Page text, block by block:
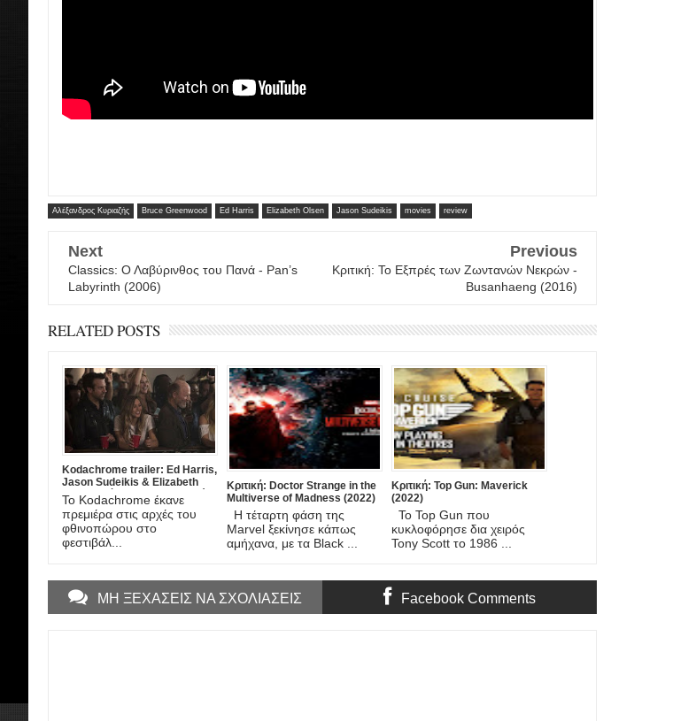
Αλέξανδρος Κυριαζής Bruce Greenwood Ed Harris Elizabeth Olsen Jason Sudeikis movies review
Next
Classics: Ο Λαβύρινθος του Πανά - Pan’s
Labyrinth (2006)
Previous
Κριτική: Το Εξπρές των Ζωντανών Νεκρών -
Busanhaeng (2016)
RELATED POSTS
Kodachrome trailer: Ed Harris,
Jason Sudeikis & Elizabeth
Olsen σε ένα road movie…μία
από τα ίδια.
Το Kodachrome έκανε
πρεμιέρα στις αρχές του
φθινοπώρου στο
φεστιβάλ...
Κριτική: Doctor Strange in the
Multiverse of Madness (2022)
Η τέταρτη φάση της
Marvel ξεκίνησε κάπως
αμήχανα, με τα Black ...
Κριτική: Top Gun: Maverick
(2022)
Το Top Gun που
κυκλοφόρησε δια χειρός
Tony Scott το 1986 ...
ΜΗ ΞΕΧΑΣΕΙΣ ΝΑ ΣΧΟΛΙΑΣΕΙΣ Facebook Comments